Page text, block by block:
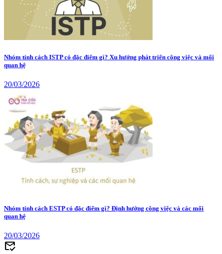
Nhóm tính cách ISTP có đặc điểm gì? Xu hướng phát triển công việc và mối
quan hệ
20/03/2026
Nhóm tính cách ESTP có đặc điểm gì? Định hướng công việc và các mối
quan hệ
20/03/2026
mark_email_read